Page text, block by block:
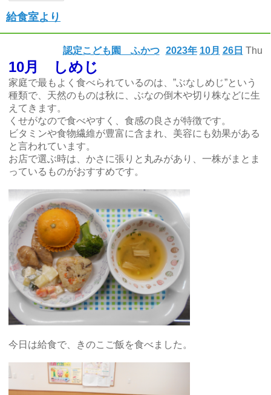
給食室より
2023年 10月 26日 Thu
認定こども園 ふかつ
10月 しめじ
家庭で最もよく食べられているのは、”ぶなしめじ”という
種類で、天然のものは秋に、ぶなの倒木や切り株などに生
えてきます。
くせがなので食べやすく、食感の良さが特徴です。
ビタミンや食物繊維が豊富に含まれ、美容にも効果がある
と言われています。
お店で選ぶ時は、かさに張りと丸みがあり、一株がまとま
っているものがおすすめです。
今日は給食で、きのこご飯を食べました。